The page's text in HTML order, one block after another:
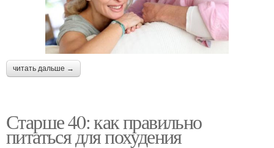
читать дальше →
Старше 40: как правильно
питаться для похудения